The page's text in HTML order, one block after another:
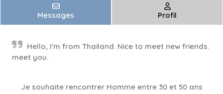
Messages Profil
Hello, I'm from Thailand. Nice to meet new friends.
meet you.
Je souhaite rencontrer Homme entre 30 et 50 ans